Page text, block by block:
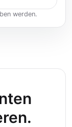
werden.